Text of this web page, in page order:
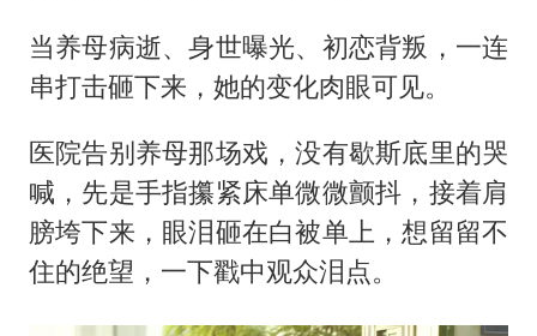
当养母病逝、身世曝光、初恋背叛，一连
串打击砸下来，她的变化肉眼可见。
医院告别养母那场戏，没有歇斯底里的哭
喊，先是手指攥紧床单微微颤抖，接着肩
膀垮下来，眼泪砸在白被单上，想留留不
住的绝望，一下戳中观众泪点。